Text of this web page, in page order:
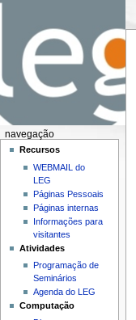
navegação
Recursos
WEBMAIL do
LEG
Páginas Pessoais
Páginas internas
Informações para
visitantes
Atividades
Programação de
Seminários
Agenda do LEG
Computação